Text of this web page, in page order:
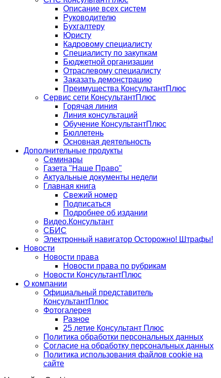
Описание всех систем
Руководителю
Бухгалтеру
Юристу
Кадровому специалисту
Специалисту по закупкам
Бюджетной организации
Отраслевому специалисту
Заказать демонстрацию
Преимущества КонсультантПлюс
Сервис сети КонсультантПлюс
Горячая линия
Линия консультаций
Обучение КонсультантПлюс
Бюллетень
Основная деятельность
Дополнительные продукты
Семинары
Газета "Наше Право"
Актуальные документы недели
Главная книга
Свежий номер
Подписаться
Подробнее об издании
Видео.Консультант
СБИС
Электронный навигатор Осторожно! Штрафы!
Новости
Новости права
Новости права по рубрикам
Новости КонсультантПлюс
О компании
Официальный представитель
КонсультантПлюс
Фотогалерея
Разное
25 летие Консультант Плюс
Политика обработки персональных данных
Согласие на обработку персональных данных
Политика использования файлов cookie на
сайте